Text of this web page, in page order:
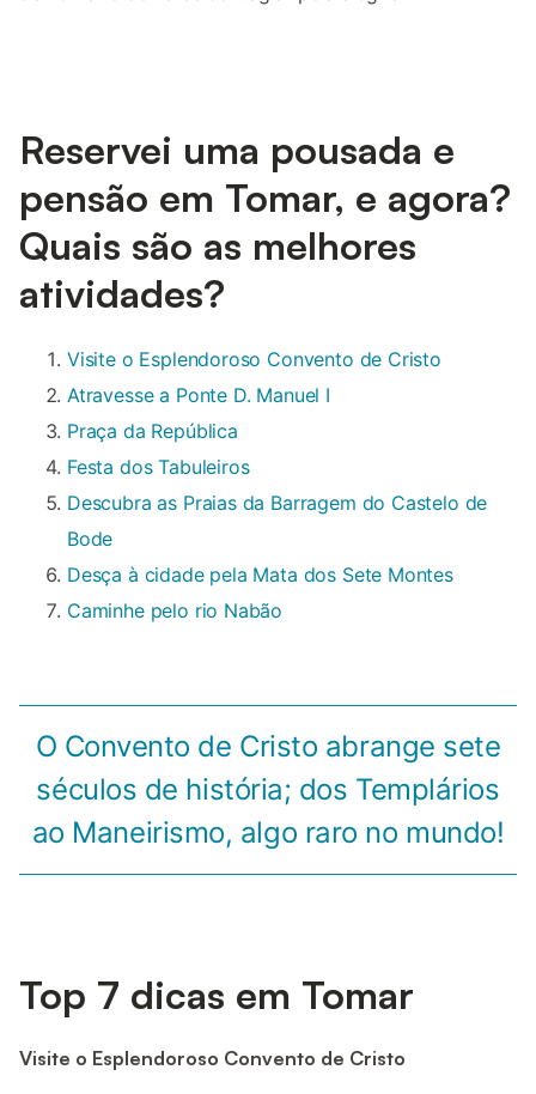
Reservei uma pousada e
pensão em Tomar, e agora?
Quais são as melhores
atividades?
Visite o Esplendoroso Convento de Cristo
Atravesse a Ponte D. Manuel I
Praça da República
Festa dos Tabuleiros
Descubra as Praias da Barragem do Castelo de
Bode
Desça à cidade pela Mata dos Sete Montes
Caminhe pelo rio Nabão
O Convento de Cristo abrange sete
séculos de história; dos Templários
ao Maneirismo, algo raro no mundo!
Top 7 dicas em Tomar
Visite o Esplendoroso Convento de Cristo